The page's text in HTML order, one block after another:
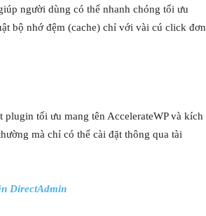
người dùng có thể nhanh chóng tối ưu
bộ nhớ đệm (cache) chỉ với vài cú click đơn
plugin tối ưu mang tên AccelerateWP và kích
mà chỉ có thể cài đặt thông qua tài
DirectAdmin